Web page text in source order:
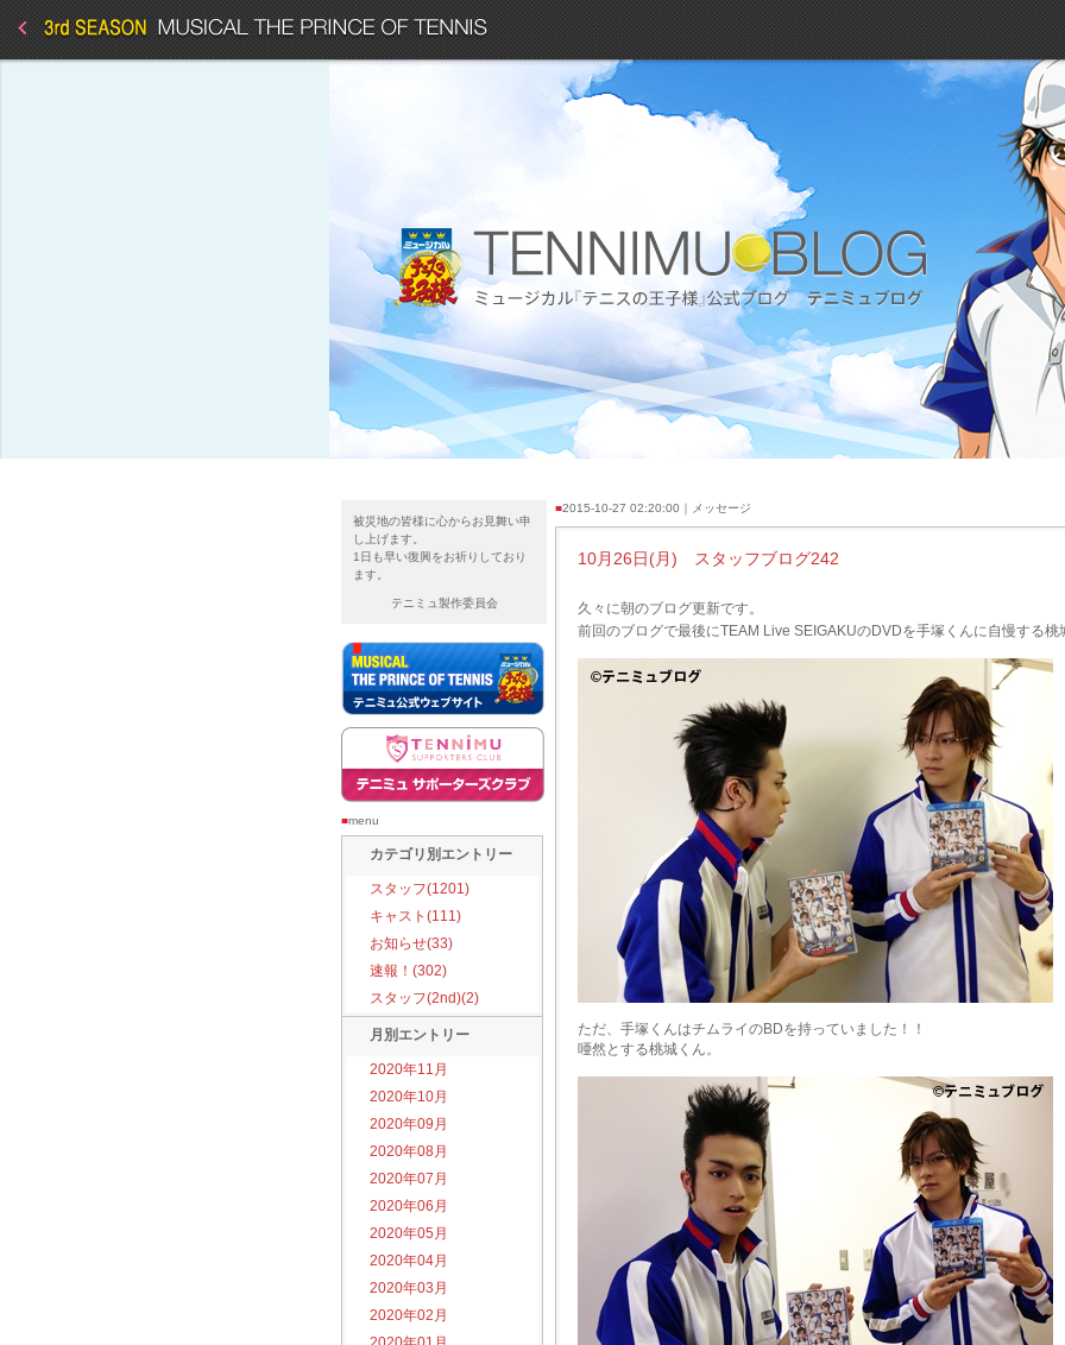
被災地の皆様に心からお見舞い申
し上げます。
1日も早い復興をお祈りしており
ます。
テニミュ製作委員会
■menu
カテゴリ別エントリー
スタッフ(1201)
キャスト(111)
お知らせ(33)
速報！(302)
スタッフ(2nd)(2)
月別エントリー
2020年11月
2020年10月
2020年09月
2020年08月
2020年07月
2020年06月
2020年05月
2020年04月
2020年03月
2020年02月
■2015-10-27 02:20:00｜メッセージ
10月26日(月) スタッフブログ242
久々に朝のブログ更新です。
前回のブログで最後にTEAM Live SEIGAKUのDVDを手塚くんに自慢する
ただ、手塚くんはチムライのBDを持っていました！！
唖然とする桃城くん。